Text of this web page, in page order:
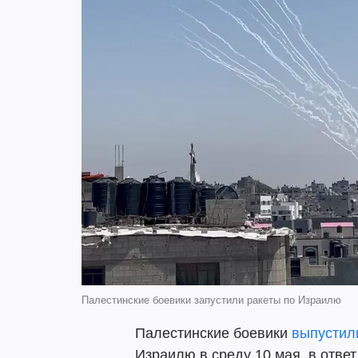
Палестинские боевики запустили ракеты по Израилю
Палестинские боевики
Израилю в среду 10 мая, в